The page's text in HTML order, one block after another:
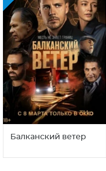
Балканский ветер